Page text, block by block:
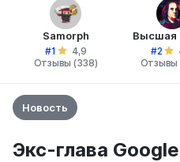
Samorph
#1
4,9
Отзывы (338)
Высшая
#2
Отзывы
Новость
Экс-глава